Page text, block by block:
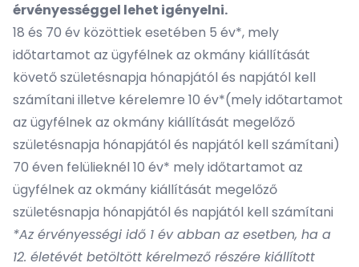
érvényességgel lehet igényelni.​
18 és 70 év közöttiek esetében 5 év*, mely
időtartamot az ügyfélnek az okmány kiállítását
követő születésnapja hónapjától és napjától kell
számítani illetve kérelemre 10 év*(mely időtartamot
az ügyfélnek az okmány kiállítását megelőző
születésnapja hónapjától és napjától kell számítani)
70 éven felülieknél 10 év* mely időtartamot az
ügyfélnek az okmány kiállítását megelőző
születésnapja hónapjától és napjától kell számítani
*Az érvényességi idő 1 év abban az esetben, ha a
12. életévét betöltött kérelmező részére kiállított